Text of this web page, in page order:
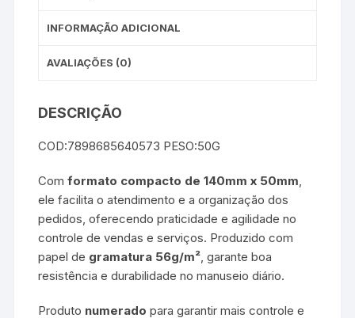
INFORMAÇÃO ADICIONAL
AVALIAÇÕES (0)
DESCRIÇÃO
COD:7898685640573 PESO:50G
Comformato compacto de 140mm x 50mm
ele facilita o atendimento e a organização dos
pedidos, oferecendo praticidade e agilidade no
controle de vendas e serviços. Produzido com
papel de gramatura 56g/m² , garante boa
resistência e durabilidade no manuseio diário.
Produto numerado para garantir mais controle e